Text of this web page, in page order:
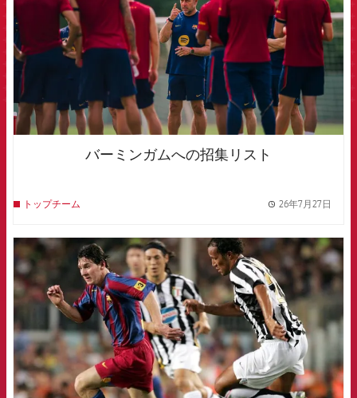
バーミンガムへの招集リスト
トップチーム 26年7月27日
FCB Barcelona badge